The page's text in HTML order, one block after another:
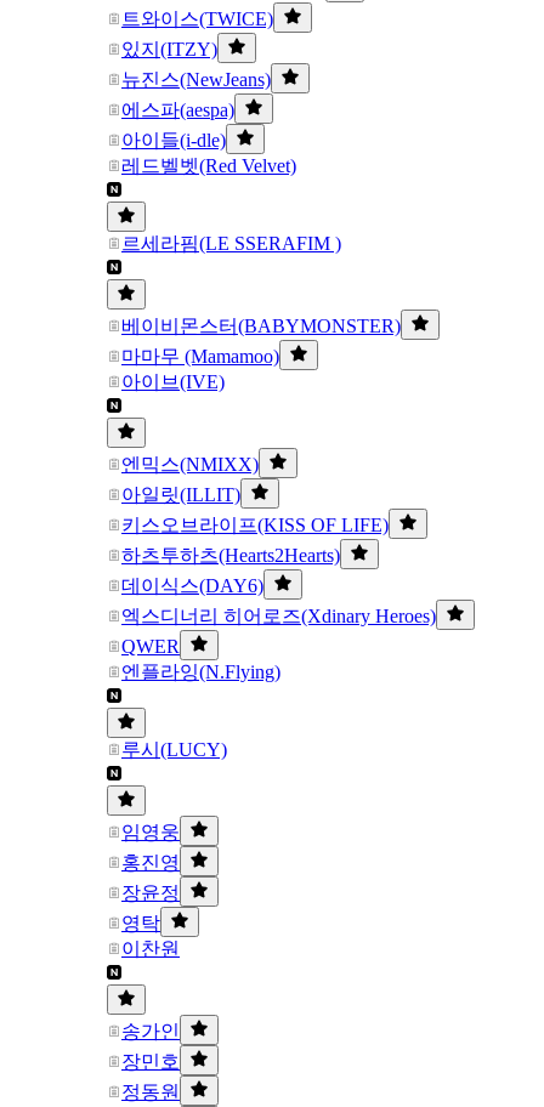
트와이스(TWICE)
있지(ITZY)
뉴진스(NewJeans)
에스파(aespa)
아이들(i-dle)
레드벨벳(Red Velvet)
르세라핌(LE SSERAFIM )
베이비몬스터(BABYMONSTER)
마마무 (Mamamoo)
아이브(IVE)
엔믹스(NMIXX)
아일릿(ILLIT)
키스오브라이프(KISS OF LIFE)
하츠투하츠(Hearts2Hearts)
데이식스(DAY6)
엑스디너리 히어로즈(Xdinary Heroes)
QWER
엔플라잉(N.Flying)
루시(LUCY)
임영웅
홍진영
장윤정
영탁
이찬원
송가인
장민호
정동원